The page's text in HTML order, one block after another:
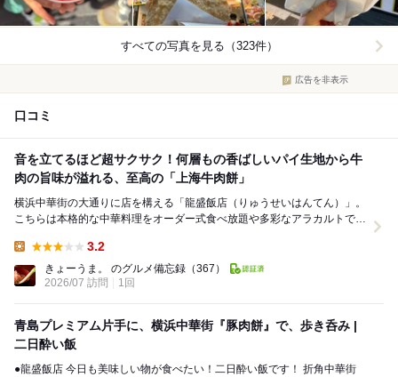
すべての写真を見る（323件）
広告を非表示
口コミ
音を立てるほど超サクサク！何層もの香ばしいパイ生地から牛
肉の旨味が溢れる、至高の「上海牛肉餅」
横浜中華街の大通りに店を構える「龍盛飯店（りゅうせいはんてん）」。
こちらは本格的な中華料理をオーダー式食べ放題や多彩なアラカルトで気
3.2
きょーうま。 のグルメ備忘録 （367）
2026/07 訪問
1回
青島プレミアム片手に、横浜中華街『豚肉餅』で、歩き呑み |
二日酔い飯
●龍盛飯店 今日も美味しい物が食べたい！二日酔い飯です！ 折角中華街